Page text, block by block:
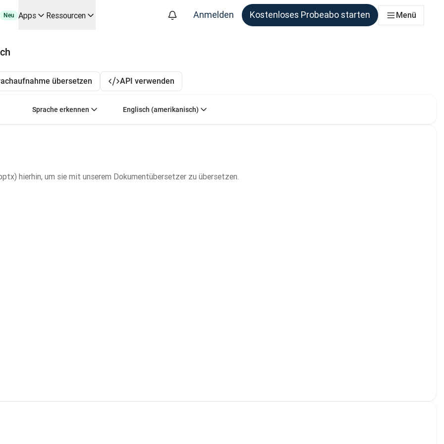
wichtigsten Anwendungsfälle und Integrationen
Übersetzungsworkflows – für alle Teams, die sie benötigen
Neu Apps Ressourcen Anmelden Kostenloses Probeabo starten Menü
übersetzen API verwenden
Ausgangssprache auswählen. Derzeit ausgewählt:
Sprache erkennen Zielsprache auswählen. Derzeit ausgewählt:
Englisch (amerikanisch)
hierhin, um sie mit unserem Dokumentübersetzer zu übersetzen.